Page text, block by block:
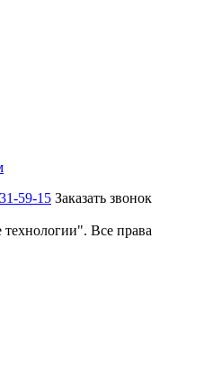
59-15 Заказать звонок
Все права